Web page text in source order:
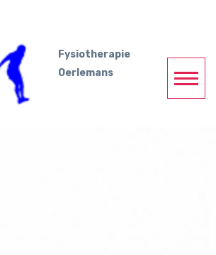
Fysiotherapie
Oerlemans